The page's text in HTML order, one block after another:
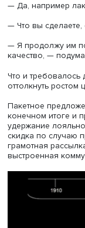
удобством, он в
небольшого
дорогом
каждый день
будет ходить
торговой точке
Следующий этап
клиенту»,
лежит не
покупатель, и
важно. Третий
работать с
Модель 3.0